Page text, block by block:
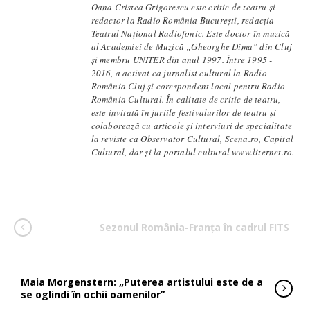
Oana Cristea Grigorescu este critic de teatru și
redactor la Radio România București, redacția
Teatrul Național Radiofonic. Este doctor în muzică
al Academiei de Muzică „Gheorghe Dima” din Cluj
şi membru UNITER din anul 1997. Între 1995 -
2016, a activat ca jurnalist cultural la Radio
România Cluj şi corespondent local pentru Radio
România Cultural. În calitate de critic de teatru,
este invitată în juriile festivalurilor de teatru și
colaborează cu articole și interviuri de specialitate
la reviste ca Observator Cultural, Scena.ro, Capital
Cultural, dar și la portalul cultural www.liternet.ro.
Sezonul România-Franța în cadrul FITS
Maia Morgenstern: „Puterea artistului este de a
se oglindi în ochii oamenilor”